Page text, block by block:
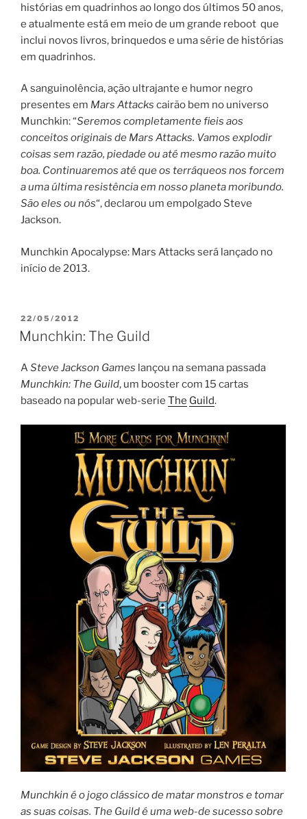
histórias em quadrinhos ao longo dos últimos 50 anos,
e atualmente está em meio de um grande reboot que
inclui novos livros, brinquedos e uma série de histórias
em quadrinhos.
A sanguinolência, ação ultrajante e humor negro
presentes em Mars Attacks cairão bem no universo
Munchkin: “Seremos completamente fieis aos
conceitos originais de Mars Attacks. Vamos explodir
coisas sem razão, piedade ou até mesmo razão muito
boa. Continuaremos até que os terráqueos nos forcem
a uma última resistência em nosso planeta moribundo.
São eles ou nós“, declarou um empolgado Steve
Jackson.
Munchkin Apocalypse: Mars Attacks será lançado no
início de 2013.
PUBLICADO
EM
22/05/2012
Munchkin: The Guild
ASteve Jackson Games lançou na semana passada
Munchkin: The Guild, um booster com 15 cartas
baseado na popular web-serie The Guild.
Munchkin é o jogo clássico de matar monstros e tomar
as suas coisas. The Guild é uma web-de sucesso sobre